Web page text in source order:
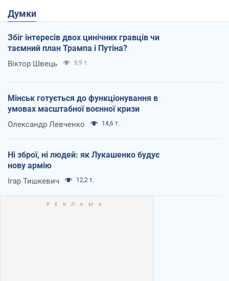
Думки
Збіг інтересів двох цинічних гравців чи
таємний план Трампа і Путіна?
Віктор Швець 8,9 т.
Мінськ готується до функціонування в
умовах масштабної воєнної кризи
Олександр Левченко 14,6 т.
Ні зброї, ні людей: як Лукашенко будує
нову армію
Ігар Тишкевич 12,2 т.